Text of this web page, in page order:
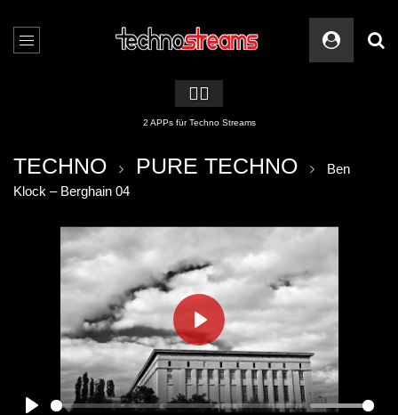
🏳️‍🌈
2 APPs für Techno Streams
TECHNO PURE TECHNO
Ben
Klock – Berghain 04
PLAY